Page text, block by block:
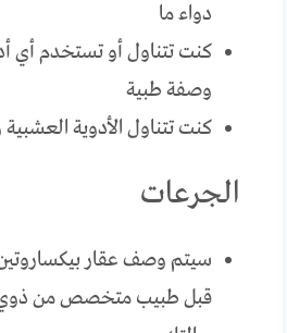
دواء ما
كنت تتناول أو تستخدم أي
وصفة طبية
كنت تتناول الأدوية العشبية
الجرعات
قبل طبيب متخصص من ذوي